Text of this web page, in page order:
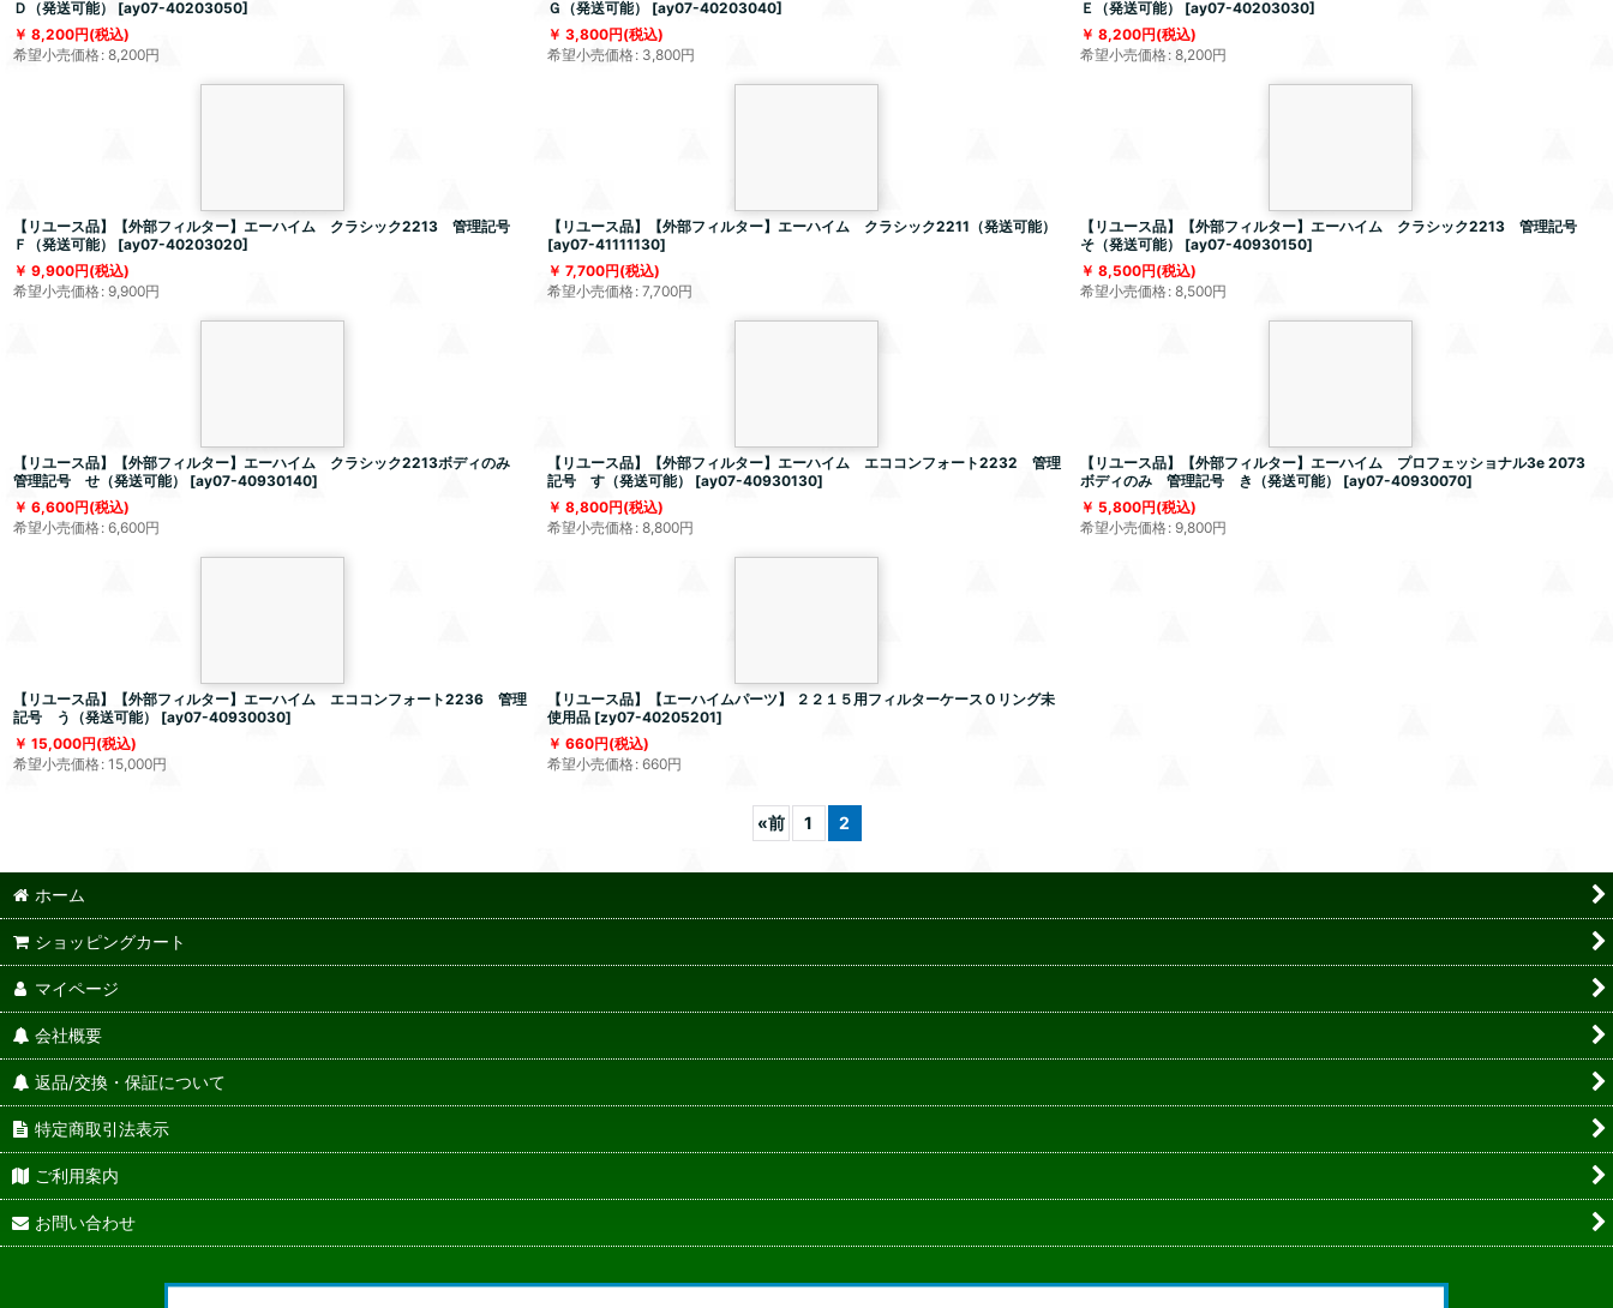
Ｄ（発送可能）
[ay07-40203050]
8,200円(税込)
希望小売価格: 8,200円
Ｇ（発送可能）
[ay07-40203040]
3,800円(税込)
希望小売価格: 3,800円
Ｅ（発送可能）
[ay07-40203030]
8,200円(税込)
希望小売価格: 8,200円
【リユース品】【外部フィルター】エーハイム クラシック2213 管理記号
Ｆ（発送可能）
[ay07-40203020]
9,900円(税込)
希望小売価格: 9,900円
【リユース品】【外部フィルター】エーハイム クラシック2211（発送可能）
[ay07-41111130]
7,700円(税込)
希望小売価格: 7,700円
【リユース品】【外部フィルター】エーハイム クラシック2213 管理記号
そ（発送可能）
[ay07-40930150]
8,500円(税込)
希望小売価格: 8,500円
【リユース品】【外部フィルター】エーハイム クラシック2213ボディのみ
管理記号 せ（発送可能）
[ay07-40930140]
6,600円(税込)
希望小売価格: 6,600円
【リユース品】【外部フィルター】エーハイム エココンフォート2232 管理
記号 す（発送可能）
[ay07-40930130]
8,800円(税込)
希望小売価格: 8,800円
【リユース品】【外部フィルター】エーハイム プロフェッショナル3e 2073
ボディのみ 管理記号 き（発送可能）
[ay07-40930070]
5,800円(税込)
希望小売価格: 9,800円
【リユース品】【外部フィルター】エーハイム エココンフォート2236 管理
記号 う（発送可能）
[ay07-40930030]
15,000円(税込)
希望小売価格: 15,000円
【リユース品】【エーハイムパーツ】 ２２１５用フィルターケースＯリング未
使用品 [zy07-40205201]
660円(税込)
希望小売価格: 660円
«前 1 2
ホーム
ショッピングカート
マイページ
会社概要
返品/交換・保証について
特定商取引法表示
ご利用案内
お問い合わせ